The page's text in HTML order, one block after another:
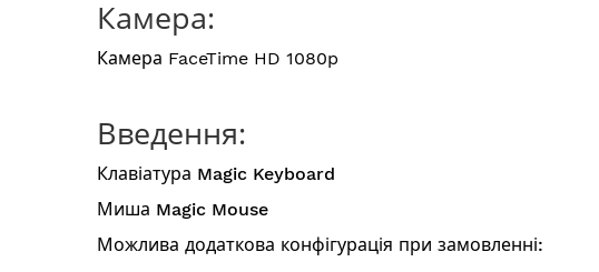
Камера:
Камера FaceTime HD 1080p
Введення:
Клавіатура Magic Keyboard
Миша Magic Mouse
Можлива додаткова конфігурація при замовленні: